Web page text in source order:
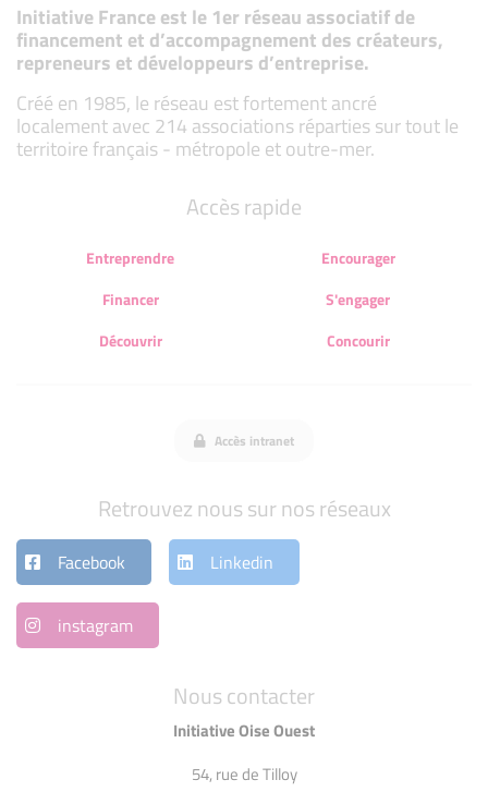
Initiative France est le 1er réseau associatif de
financement et d’accompagnement des créateurs,
repreneurs et développeurs d’entreprise.
Créé en 1985, le réseau est fortement ancré
localement avec 214 associations réparties sur tout le
territoire français - métropole et outre-mer.
Nous contacter
Initiative Oise Ouest
54, rue de Tilloy
Accès rapide
Entreprendre
Encourager
Financer
S'engager
Découvrir
Concourir
Accès intranet
Retrouvez nous sur nos réseaux
Facebook Linkedin
instagram